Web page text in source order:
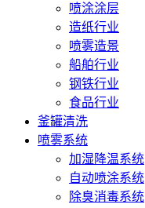
喷涂涂层
造纸行业
喷雾造景
船舶行业
钢铁行业
食品行业
釜罐清洗
喷雾系统
加湿降温系统
自动喷涂系统
除臭消毒系统